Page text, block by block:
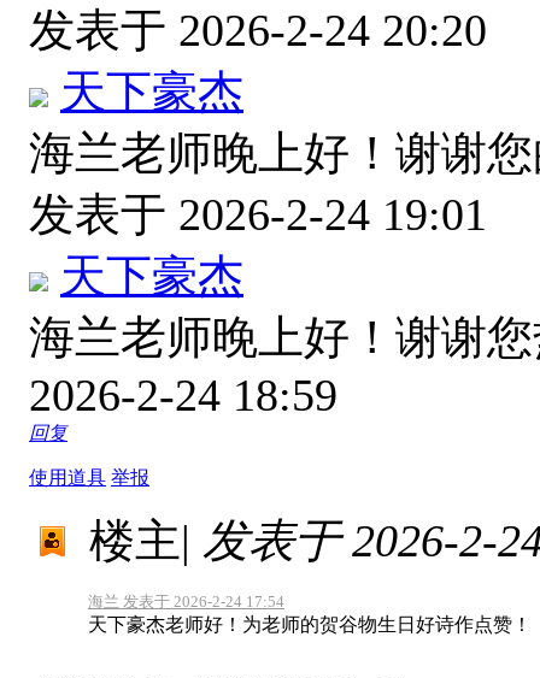
发表于 2026-2-24 20:20
天下豪杰
海兰老师晚上好！谢谢
发表于 2026-2-24 19:01
天下豪杰
海兰老师晚上好！谢谢
2026-2-24 18:59
回复
使用道具 举报
楼主| 发表于 2026-2-
海兰 发表于 2026-2-24 17:54
天下豪杰老师好！为老师的贺谷物生日好诗作点赞！